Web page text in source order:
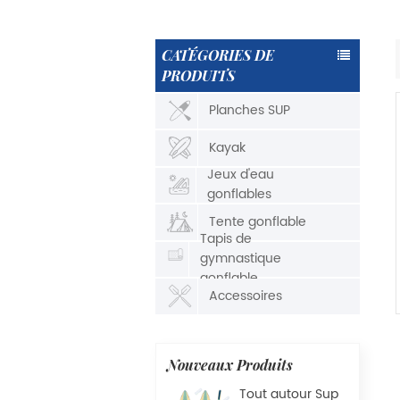
CATÉGORIES DE
PRODUITS
Planches SUP
Kayak
Jeux d'eau
gonflables
Tente gonflable
Tapis de
gymnastique
gonflable
Accessoires
Nouveaux Produits
Tout autour Sup